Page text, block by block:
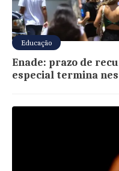
Educação
Enade: prazo de
especial termina